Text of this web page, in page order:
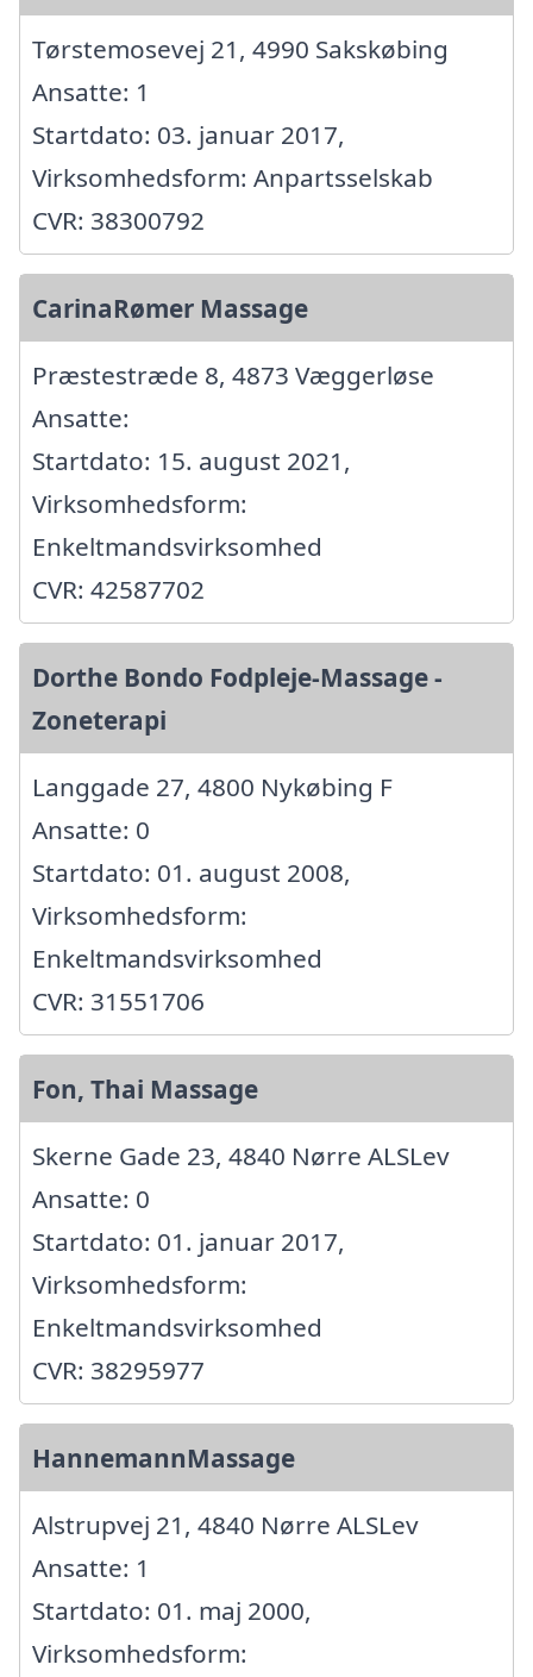
Tørstemosevej 21, 4990 Sakskøbing
Ansatte: 1
Startdato: 03. januar 2017,
Virksomhedsform: Anpartsselskab
CVR: 38300792
CarinaRømer Massage
Præstestræde 8, 4873 Væggerløse
Ansatte:
Startdato: 15. august 2021,
Virksomhedsform:
Enkeltmandsvirksomhed
CVR: 42587702
Dorthe Bondo Fodpleje-Massage -
Zoneterapi
Langgade 27, 4800 Nykøbing F
Ansatte: 0
Startdato: 01. august 2008,
Virksomhedsform:
Enkeltmandsvirksomhed
CVR: 31551706
Fon, Thai Massage
Skerne Gade 23, 4840 Nørre ALSLev
Ansatte: 0
Startdato: 01. januar 2017,
Virksomhedsform:
Enkeltmandsvirksomhed
CVR: 38295977
HannemannMassage
Alstrupvej 21, 4840 Nørre ALSLev
Ansatte: 1
Startdato: 01. maj 2000,
Virksomhedsform: